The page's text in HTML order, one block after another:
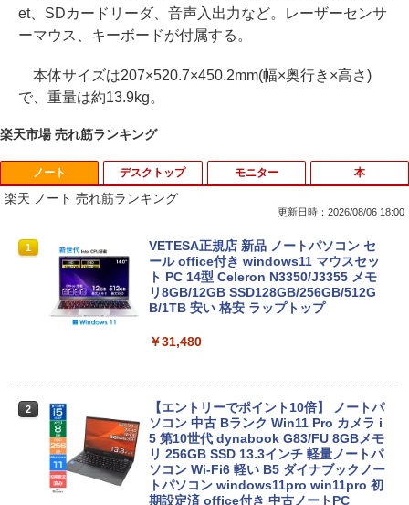
et、SDカードリーダ、音声入出力など。レーザーセンサ
ーマウス、キーボードが付属する。
本体サイズは207×520.7×450.2mm(幅×奥行き×高さ)
で、重量は約13.9kg。
楽天市場 売れ筋ランキング
ノート
楽天 ノート 売れ筋ランキング
更新日時：2026/08/06 18:00
1
VETESA正規店 新品 ノートパソコン セ
ール office付き windows11 マウスセッ
ト PC 14型 Celeron N3350/J3355 メモ
リ8GB/12GB SSD128GB/256GB/512G
B/1TB 安い 格安 ラップトップ
￥31,480
2
【エントリーでポイント10倍】 ノートパ
ソコン 中古 Bランク Win11 Pro カメラ i
5 第10世代 dynabook G83/FU 8GBメモ
リ 256GB SSD 13.3インチ 軽量ノートパ
ソコン Wi-Fi6 軽い B5 ダイナブックノー
トパソコン windows11pro win11pro 初
期設定済 office付き 中古ノートPC
デスクトップ モニター 本